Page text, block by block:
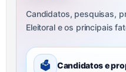
Candidatos, pesquisas,
Eleitoral e os principais
🗳 Candidatos e